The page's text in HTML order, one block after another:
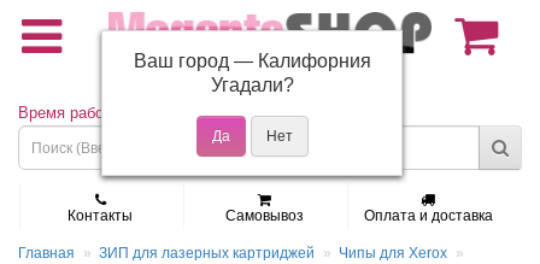
(495) 150-01-37
Время работы: Пн - Пт 9:30 - 19:00
Контакты Самовывоз Оплата и доставка
Главная ЗИП для лазерных картриджей Чипы для Xerox
Ваш город — Калифорния
Угадали?